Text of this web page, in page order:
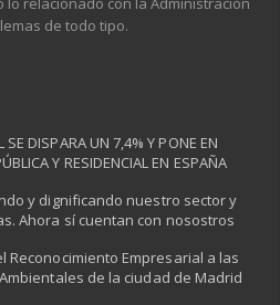
de todo tipo.
SE DISPARA UN 7,4% Y PONE EN
Y RESIDENCIAL EN ESPAÑA
y dignificando nuestro sector y
Ahora sí cuentan con nosostros
Reconocimiento Empresarial a las
de la ciudad de Madrid